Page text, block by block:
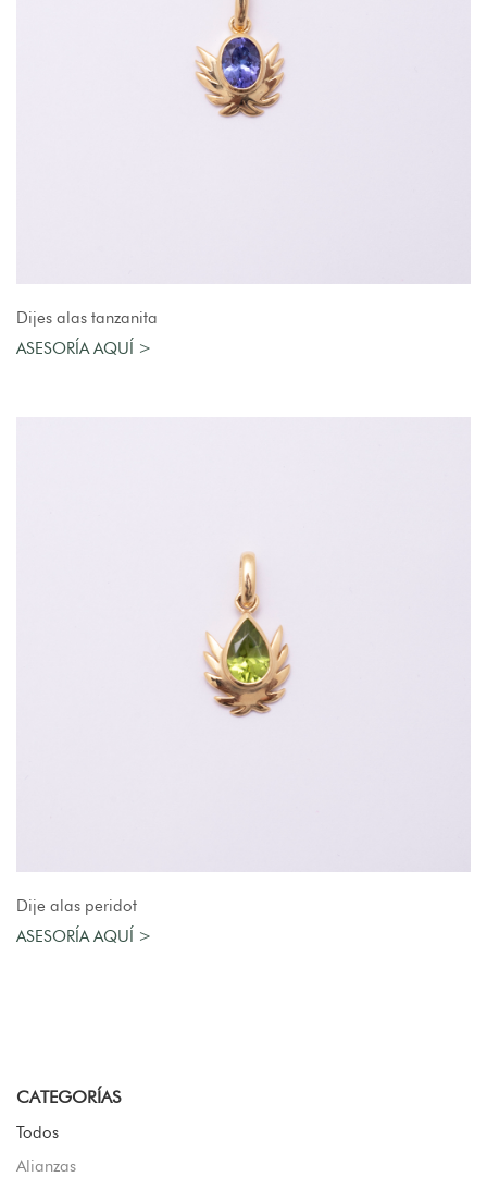
Dijes alas tanzanita
ASESORÍA AQUÍ >
Dije alas peridot
ASESORÍA AQUÍ >
CATEGORÍAS
Todos
Alianzas